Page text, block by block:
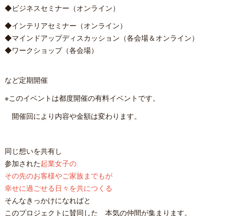
◆ビジネスセミナー（オンライン）
◆インテリアセミナー（オンライン）
◆マインドアップディスカッション（各会場＆オンライン）
◆ワークショップ（各会場）
など定期開催
※このイベントは都度開催の有料イベントです。
開催回により内容や金額は変わります。
同じ想いを共有し
参加された起業女子の
その先のお客様やご家族までもが
幸せに過ごせる日々を共につくる
そんなきっかけになればと
このプロジェクトに賛同した 本気の仲間が集まります。